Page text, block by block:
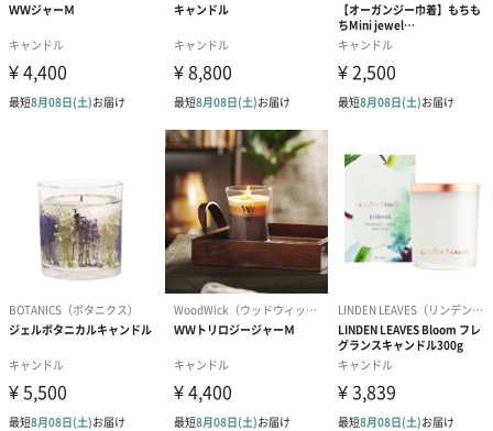
製造国
外装サイズ
（mm）
長さ100×幅100×高さ50
総重量（g）
ソイワックス 、蜜蝋
（mm）
85×直径85×35
本体重量
（g）
165g
パッケージ内
同梱物
パッケージ外
装
クリスタルボックス
備考
「蜜蝋」は航空危険物に含まれるため航空機に搭載す